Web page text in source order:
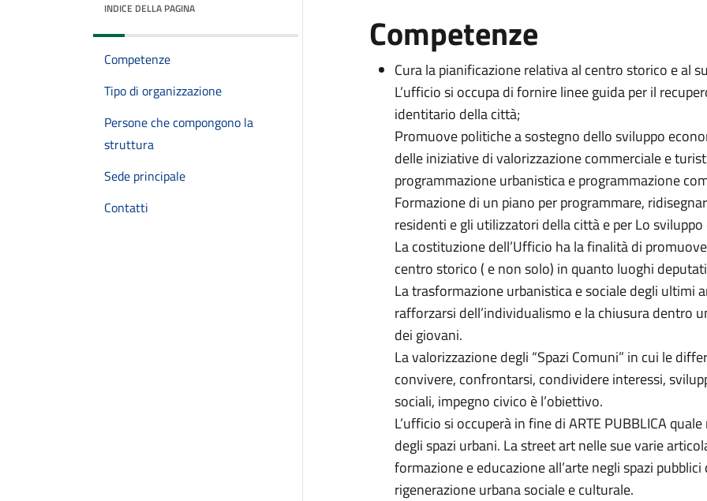
INDICE DELLA PAGINA
Competenze
Tipo di organizzazione
Persone che compongono la
struttura
Sede principale
Contatti
Competenze
Cura la pianificazione relativa al centro storico e al
L’ufficio si occupa di fornire linee guida per il
identitario della città;
Promuove politiche a sostegno dello sviluppo
delle iniziative di valorizzazione commerciale e
programmazione urbanistica e programmazione
Formazione di un piano per programmare,
residenti e gli utilizzatori della città e per Lo
La costituzione dell’Ufficio ha la finalità di
centro storico ( e non solo) in quanto luoghi
La trasformazione urbanistica e sociale degli ultimi
rafforzarsi dell’individualismo e la chiusura dentro
dei giovani.
La valorizzazione degli “Spazi Comuni” in cui le
convivere, confrontarsi, condividere interessi,
sociali, impegno civico è l’obiettivo.
L’ufficio si occuperà in fine di ARTE PUBBLICA
degli spazi urbani. La street art nelle sue varie
formazione e educazione all’arte negli spazi
rigenerazione urbana sociale e culturale.